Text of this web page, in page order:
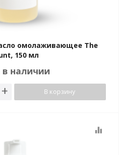
омолаживающее The
150 мл
в наличии
В корзину
equalizer